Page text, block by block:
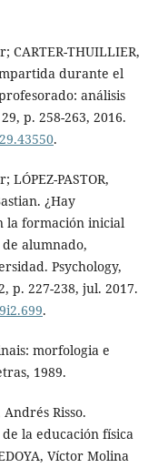
CARTER-THUILLIER,
durante el
análisis
p. 258-263, 2016.
.
LÓPEZ-PASTOR,
¿Hay
la formación inicial
alumnado,
Psychology,
p. 227-238, jul. 2017.
.
morfologia e
1989.
Risso.
la educación física
Víctor Molina